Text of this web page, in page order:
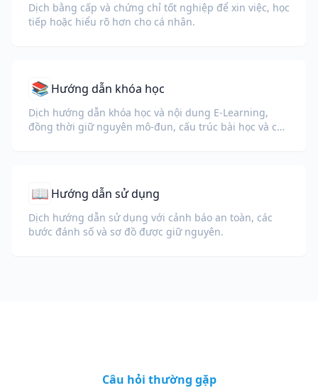
Dịch bằng cấp và chứng chỉ tốt nghiệp để xin việc, học
tiếp hoặc hiểu rõ hơn cho cá nhân.
📚 Hướng dẫn khóa học
Dịch hướng dẫn khóa học và nội dung E-Learning,
đồng thời giữ nguyên mô-đun, cấu trúc bài học và chi
📖 Hướng dẫn sử dụng
Dịch hướng dẫn sử dụng với cảnh báo an toàn, các
bước đánh số và sơ đồ được giữ nguyên.
Câu hỏi thường gặp